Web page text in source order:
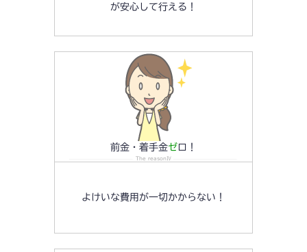
が安心して行える！
前金・着手金ゼロ！
The reasonⅣ
よけいな費用が一切かからない！